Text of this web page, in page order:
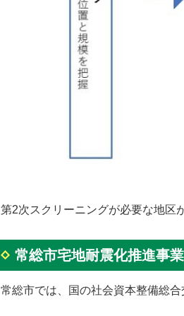
第2次スクリーニングが必要な地区
常総市宅地耐震化推進事業
常総市では、国の社会資本整備総